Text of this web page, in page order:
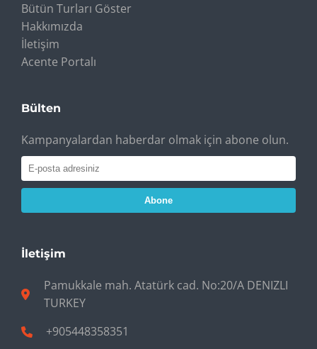
Bütün Turları Göster
Hakkımızda
İletişim
Acente Portalı
Bülten
Kampanyalardan haberdar olmak için abone olun.
Abone
İletişim
Pamukkale mah. Atatürk cad. No:20/A DENIZLI
TURKEY
+905448358351